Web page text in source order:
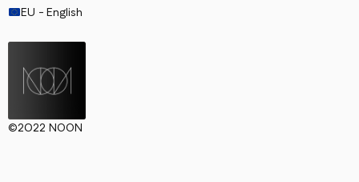
EU - English
©2022 NOON